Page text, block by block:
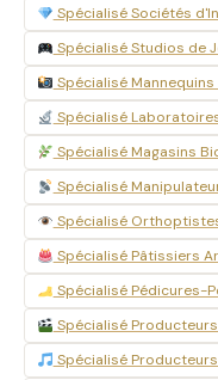
Spécialisé Sociétés
Spécialisé Studios de
Spécialisé
Spécialisé
Spécialisé Magasins
Spécialisé
Spécialisé
Spécialisé Pâtissiers
Spécialisé Pédicures-
Spécialisé
Spécialisé